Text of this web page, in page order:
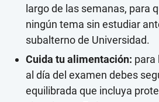
largo de las semanas, para
ningún tema sin estudiar
subalterno de Universidad.
Cuida tu alimentación: para
al día del examen debes
equilibrada que incluya